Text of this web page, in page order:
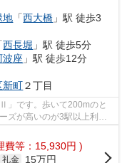
地 「西大橋 」駅 徒歩3
西長堀 」駅 徒歩5分
波座 」駅 徒歩12分
新町２丁目
」です。歩いて200mのと
ズが高いのが3駅以上利用
費等：15,930円 )
礼金
15万円